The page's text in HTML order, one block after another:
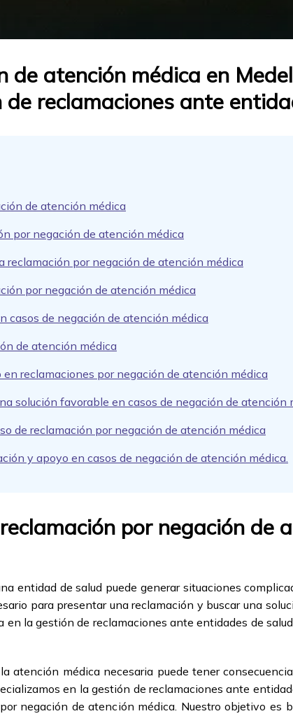
de atención médica en
reclamaciones ante
de atención médica
por negación de atención médica
reclamación por negación de atención médica
por negación de atención médica
casos de negación de atención médica
de atención médica
reclamaciones por negación de atención médica
solución favorable en casos de negación de atención
de reclamación por negación de atención médica
y apoyo en casos de negación de atención médica.
por negación de
entidad de salud puede generar situaciones
para presentar una reclamación y buscar una
la gestión de reclamaciones ante entidades de
atención médica necesaria puede tener
en la gestión de reclamaciones ante
negación de atención médica. Nuestro objetivo es